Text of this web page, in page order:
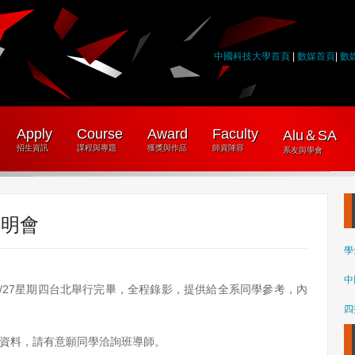
中國科技大學首頁 數媒首頁 數
Apply
招生資訊
Course
課程與專題
Award
獲獎與作品
Faculty
師資陣容
Alu＆SA
系友與學會
會
星期四台北舉行完畢，全程錄影，提供給全系同學參考，內
料，請有意願同學洽詢班導師。